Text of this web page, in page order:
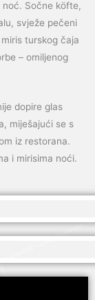
noć. Sočne köfte,
svježe pečeni
turskog čaja
– omiljenog
dopire glas
miješajući se s
iz restorana.
i mirisima noći.